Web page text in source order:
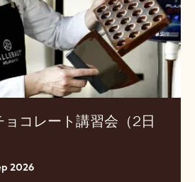
ョコレート講習会（2日
2026